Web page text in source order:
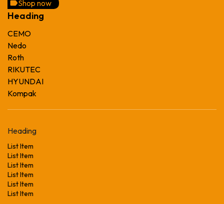
Shop now
Heading
CEMO
Nedo
Roth
RIKUTEC
HYUNDAI
Kompak
Heading
List Item
List Item
List Item
List Item
List Item
List Item